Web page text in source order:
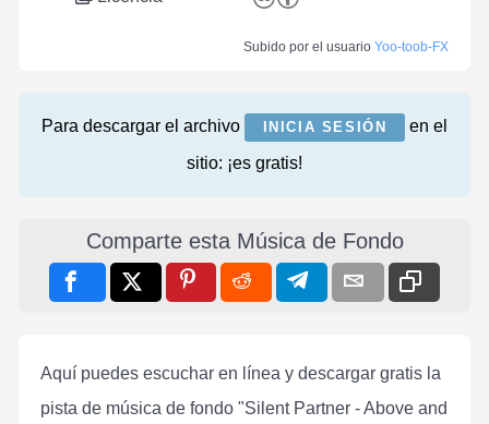
Subido por el usuario Yoo-toob-FX
Para descargar el archivo INICIA SESIÓN
en el
sitio: ¡es gratis!
Comparte esta Música de Fondo
Aquí puedes escuchar en línea y descargar gratis la
pista de música de fondo "Silent Partner - Above and